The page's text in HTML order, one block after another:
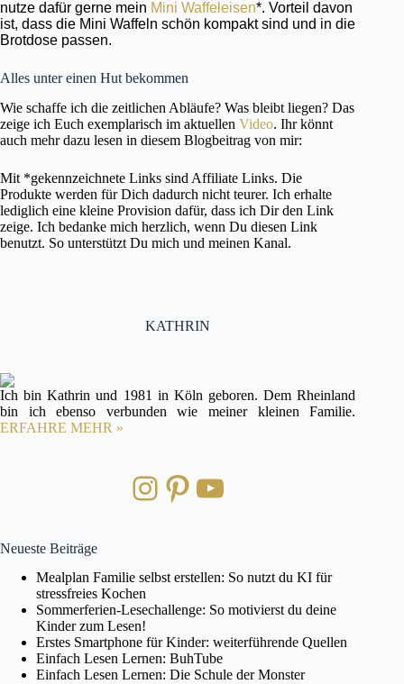
nutze dafür gerne mein Mini Waffeleisen*. Vorteil davon
ist, dass die Mini Waffeln schön kompakt sind und in die
Brotdose passen.
Alles unter einen Hut bekommen
Wie schaffe ich die zeitlichen Abläufe? Was bleibt liegen? Das
zeige ich Euch exemplarisch im aktuellen Video. Ihr könnt
auch mehr dazu lesen in diesem Blogbeitrag von mir:
Mit *gekennzeichnete Links sind Affiliate Links. Die
Produkte werden für Dich dadurch nicht teurer. Ich erhalte
lediglich eine kleine Provision dafür, dass ich Dir den Link
zeige. Ich bedanke mich herzlich, wenn Du diesen Link
benutzt. So unterstützt Du mich und meinen Kanal.
KATHRIN
Ich bin Kathrin und 1981 in Köln geboren. Dem Rheinland
bin ich ebenso verbunden wie meiner kleinen Familie.
ERFAHRE MEHR »
Instagram
Pinterest
YouTube
Neueste Beiträge
Mealplan Familie selbst erstellen: So nutzt du KI für
stressfreies Kochen
Sommerferien-Lesechallenge: So motivierst du deine
Kinder zum Lesen!
Erstes Smartphone für Kinder: weiterführende Quellen
Einfach Lesen Lernen: BuhTube
Einfach Lesen Lernen: Die Schule der Monster